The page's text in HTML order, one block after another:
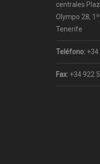
centrales
Olympo 28,
Tenerife
Teléfono: +34
Fax: +34 922